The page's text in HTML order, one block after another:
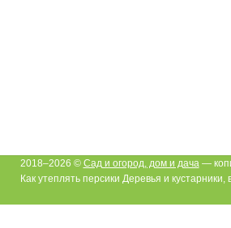
2018–2026 © Сад и огород, дом и дача—
Как утеплять персики Деревья и кустарники,